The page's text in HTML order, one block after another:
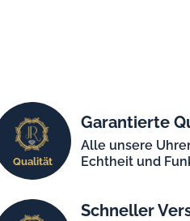
Qualität
Garantierte
Alle unsere
Echtheit und
Schneller